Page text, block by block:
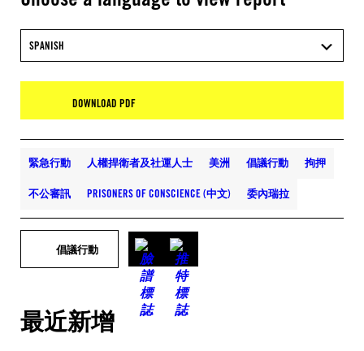
SPANISH
DOWNLOAD PDF
緊急行動 人權捍衛者及社運人士 美洲 倡議行動 拘押
不公審訊 PRISONERS OF CONSCIENCE (中文) 委內瑞拉
倡議行動
最近新增